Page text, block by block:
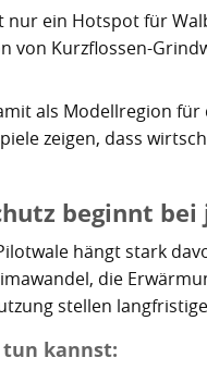
nur ein Hotspot für
von Kurzflossen-
als Modellregion
zeigen, dass
beginnt bei
hängt stark
die
stellen
tun kannst: